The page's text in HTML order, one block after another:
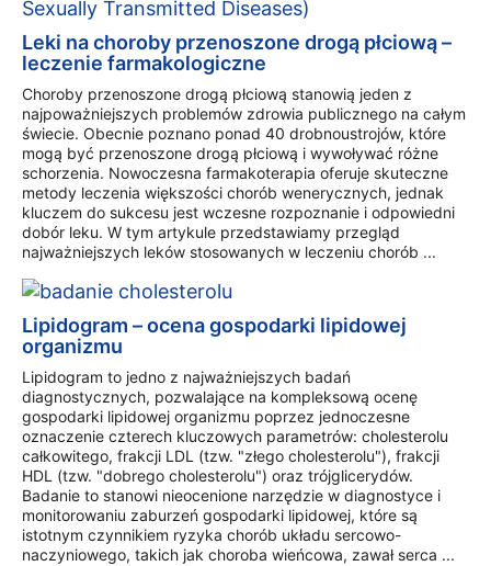
Leki na choroby przenoszone drogą płciową –
leczenie farmakologiczne
Choroby przenoszone drogą płciową stanowią jeden z
najpoważniejszych problemów zdrowia publicznego na całym
świecie. Obecnie poznano ponad 40 drobnoustrojów, które
mogą być przenoszone drogą płciową i wywoływać różne
schorzenia. Nowoczesna farmakoterapia oferuje skuteczne
metody leczenia większości chorób wenerycznych, jednak
kluczem do sukcesu jest wczesne rozpoznanie i odpowiedni
dobór leku. W tym artykule przedstawiamy przegląd
najważniejszych leków stosowanych w leczeniu chorób ...
Lipidogram – ocena gospodarki lipidowej
organizmu
Lipidogram to jedno z najważniejszych badań
diagnostycznych, pozwalające na kompleksową ocenę
gospodarki lipidowej organizmu poprzez jednoczesne
oznaczenie czterech kluczowych parametrów: cholesterolu
całkowitego, frakcji LDL (tzw. "złego cholesterolu"), frakcji
HDL (tzw. "dobrego cholesterolu") oraz trójglicerydów.
Badanie to stanowi nieocenione narzędzie w diagnostyce i
monitorowaniu zaburzeń gospodarki lipidowej, które są
istotnym czynnikiem ryzyka chorób układu sercowo-
naczyniowego, takich jak choroba wieńcowa, zawał serca ...